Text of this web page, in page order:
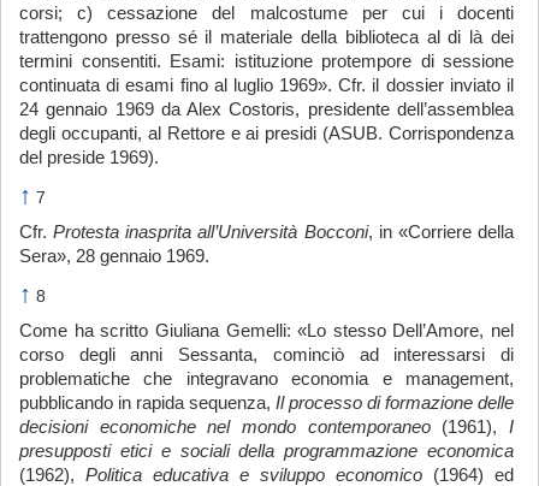
corsi; c) cessazione del malcostume per cui i docenti
trattengono presso sé il materiale della biblioteca al di là dei
termini consentiti. Esami: istituzione protempore di sessione
continuata di esami fino al luglio 1969». Cfr. il dossier inviato il
24 gennaio 1969 da Alex Costoris, presidente dell’assemblea
degli occupanti, al Rettore e ai presidi (ASUB. Corrispondenza
del preside 1969).
↑ 7
Cfr.Protesta inasprita all’Università Bocconi, in «Corriere della
Sera», 28 gennaio 1969.
↑ 8
Come ha scritto Giuliana Gemelli: «Lo stesso Dell’Amore, nel
corso degli anni Sessanta, cominciò ad interessarsi di
problematiche che integravano economia e management,
pubblicando in rapida sequenza, Il processo di formazione delle
decisioni economiche nel mondo contemporaneo(1961),I
presupposti etici e sociali della programmazione economica
(1962), Politica educativa e sviluppo economico (1964) ed